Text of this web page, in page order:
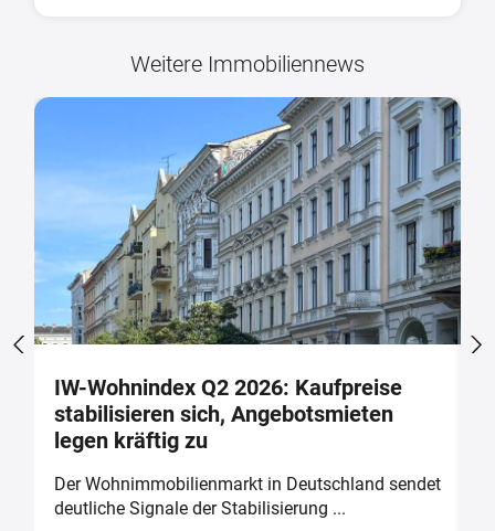
Weitere Immobiliennews
IW-Wohnindex Q2 2026: Kaufpreise
stabilisieren sich, Angebotsmieten
legen kräftig zu
Der Wohnimmobilienmarkt in Deutschland sendet
deutliche Signale der Stabilisierung ...